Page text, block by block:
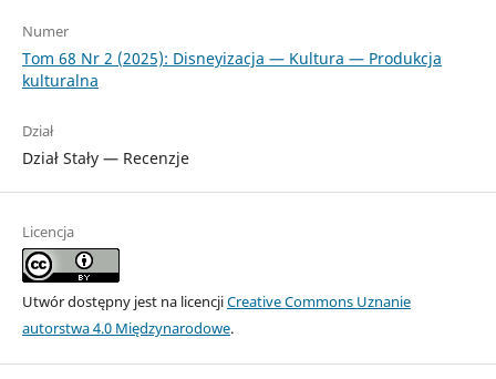
Numer
Tom 68 Nr 2 (2025): Disneyizacja — Kultura — Produkcja
kulturalna
Dział
Dział Stały — Recenzje
Licencja
Utwór dostępny jest na licencjiCreative Commons Uznanie
autorstwa 4.0 Międzynarodowe.